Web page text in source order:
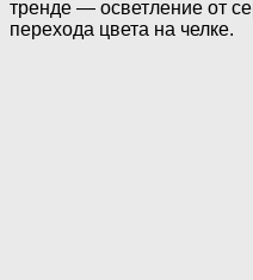
тренде — осветление от
перехода цвета на челке.